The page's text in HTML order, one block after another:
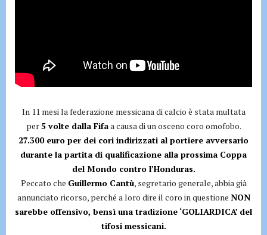
In 11 mesi la federazione messicana di calcio è stata multata
per5 volte dalla Fifaa causa di un osceno coro omofobo.
27.300 euro per dei cori indirizzati al portiere avversario
durante la partita di qualificazione alla prossima Coppa
del Mondo contro l’Honduras.
Peccato che Guillermo Cantù, segretario generale, abbia già
annunciato ricorso, perché a loro dire il coro in questione NON
sarebbe offensivo, bensì una tradizione ‘GOLIARDICA’ del
tifosi messicani.